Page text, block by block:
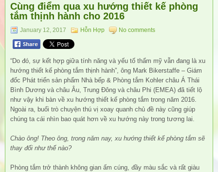
Cùng điểm qua xu hướng thiết kế phòng
tắm thịnh hành cho 2016
January 12, 2017 Hỗn Hợp No comments
“Do đó, sự kết hợp giữa tính năng và yếu tố thẩm mỹ vẫn đang là xu
hướng thiết kế phòng tắm thịnh hành”, ông Mark Bikerstaffe – Giám
đốc Phát triển sản phẩm Nhà bếp & Phòng tắm Kohler châu Á Thái
Bình Dương và châu Âu, Trung Đông và châu Phi (EMEA) đã tiết lộ
như vậy khi bàn về xu hướng thiết kế phòng tắm trong năm 2016.
Ngoài ra, buổi trò chuyện thú vị xoay quanh chủ đề này cũng giúp
chúng ta cái nhìn bao quát hơn về xu hướng này trong tương lai.
Chào ông! Theo ông, trong năm nay, xu hướng thiết kế phòng tắm sẽ
thay đổi như thế nào?
Phòng tắm trở thành không gian ấm cúng, đầy màu sắc và rất giàu